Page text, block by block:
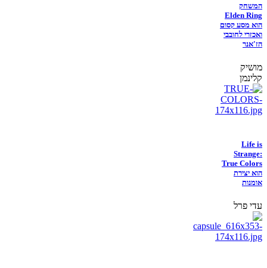
המשחק
Elden Ring
הוא מסע קסום
ואכזרי לחובבי
הז'אנר
מושיק
קלינמן
Life is
Strange:
True Colors
הוא יצירת
אומנות
עדי פרל